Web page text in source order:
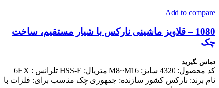
Add to compare
1080 – قلاویز ماشینی نارکس با شیار مستقیم، ساخت
چک
تماس بگیرید
کد محصول: 4320 سایز: M8~M16 متریال: HSS-E تلرانس : 6HX
نام برند: نارکس کشور سازنده: جمهوری چک مناسب برای: فلزات با